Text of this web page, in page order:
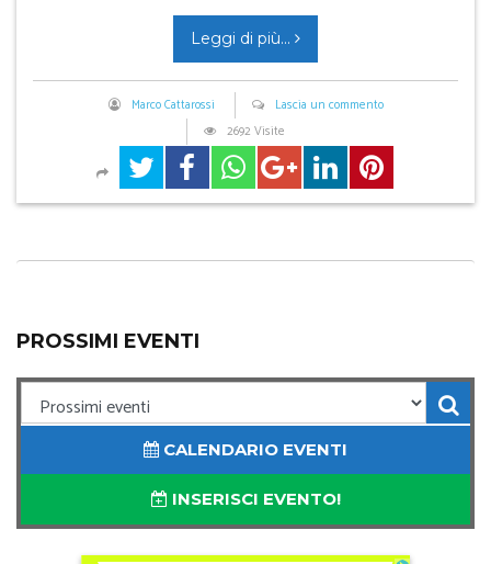
Leggi di più...
Marco Cattarossi
Lascia un commento
2692 Visite
PROSSIMI EVENTI
CALENDARIO EVENTI
INSERISCI EVENTO!